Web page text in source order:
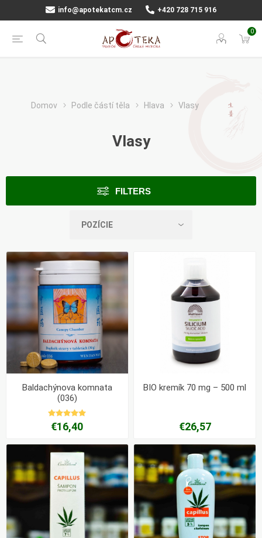
info@apotekatcm.cz +420 728 715 916
0
Domov Podle částí těla Hlava Vlasy
Vlasy
FILTERS
Baldachýnova komnata
(036)
€16,40
BIO kremík 70 mg – 500 ml
€26,57